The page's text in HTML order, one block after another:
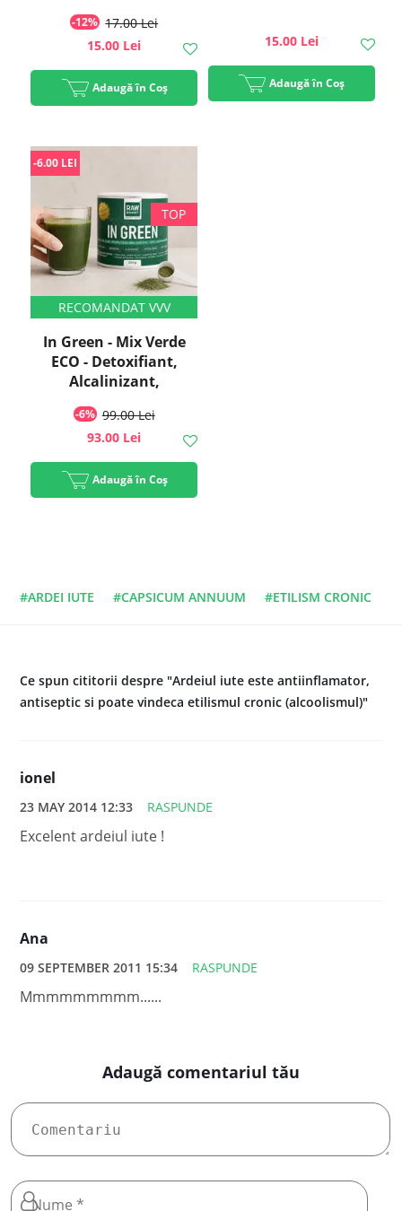
-12% 17.00 Lei
15.00 Lei
Adaugă în Coș
15.00 Lei
Adaugă în Coș
In Green - Mix Verde
ECO - Detoxifiant,
Alcalinizant,
Talie Suplă, 200g, #1
Best Seller | Rawboost
-6% 99.00 Lei
-6.00 LEI
93.00 Lei
Adaugă în Coș
#ARDEI IUTE #CAPSICUM ANNUUM #ETILISM CRONIC
Ce spun cititorii despre "Ardeiul iute este antiinflamator,
antiseptic si poate vindeca etilismul cronic (alcoolismul)"
ionel
23 MAY 2014 12:33 RASPUNDE
Excelent ardeiul iute !
Ana
09 SEPTEMBER 2011 15:34 RASPUNDE
Mmmmmmmmm......
Adaugă comentariul tău